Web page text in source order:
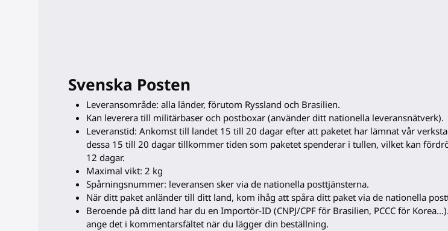
Svenska Posten
Leveransområde: alla länder, förutom Ryssland och Brasilien.
Kan leverera till militärbaser och postboxar (använder ditt nationella leveransnätverk).
Leveranstid: Ankomst till landet 15 till 20 dagar efter att paketet har lämnat vår
dessa 15 till 20 dagar tillkommer tiden som paketet spenderar i tullen, vilket kan
12 dagar.
Maximal vikt: 2 kg
Spårningsnummer: leveransen sker via de nationella posttjänsterna.
När ditt paket anländer till ditt land, kom ihåg att spåra ditt paket via de nationella
Beroende på ditt land har du en Importör-ID (CNPJ/CPF för Brasilien, PCCC för
ange det i kommentarsfältet när du lägger din beställning.